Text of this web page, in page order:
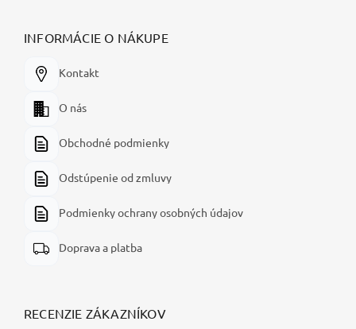
INFORMÁCIE O NÁKUPE
Kontakt
O nás
Obchodné podmienky
Odstúpenie od zmluvy
Podmienky ochrany osobných údajov
Doprava a platba
RECENZIE ZÁKAZNÍKOV